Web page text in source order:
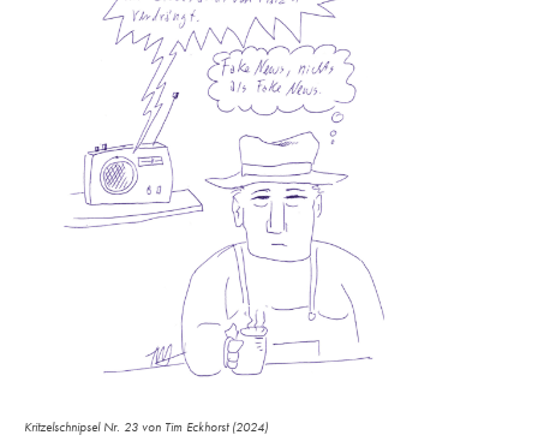
Kritzelschnipsel Nr. 23 von Tim Eckhorst (2024)